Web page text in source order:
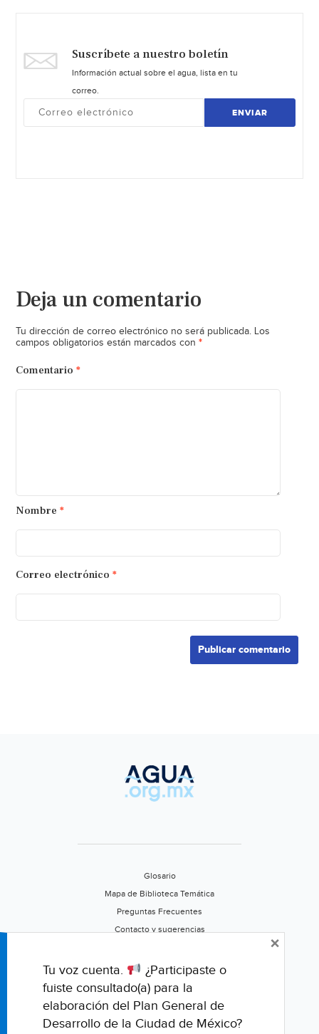
Suscríbete a nuestro boletín
Información actual sobre el agua, lista en tu
correo.
ENVIAR
Deja un comentario
Tu dirección de correo electrónico no será publicada. Los
campos obligatorios están marcados con *
Comentario *
Nombre *
Correo electrónico *
Glosario
Mapa de Biblioteca Temática
Preguntas Frecuentes
Contacto y sugerencias
Califica este portal
Tu voz cuenta.
¿Participaste o
fuiste consultado(a) para la
elaboración del Plan General de
Desarrollo de la Ciudad de México?
×